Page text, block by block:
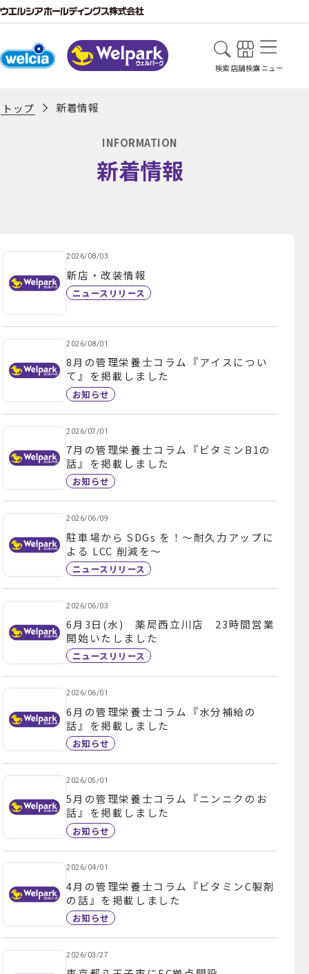
検索 店舗検索メニュー
トップ 新着情報
INFORMATION
新着情報
2026/08/03
新店・改装情報
ニュースリリース
2026/08/01
8月の管理栄養士コラム『アイスについ
て』を掲載しました
お知らせ
2026/07/01
7月の管理栄養士コラム『ビタミンB1の
話』を掲載しました
お知らせ
2026/06/09
駐車場から SDGs を！～耐久力アップに
よる LCC 削減を～
ニュースリリース
2026/06/03
6月3日(水) 薬局西立川店 23時間営業
開始いたしました
ニュースリリース
2026/06/01
6月の管理栄養士コラム『水分補給の
話』を掲載しました
お知らせ
2026/05/01
5月の管理栄養士コラム『ニンニクのお
話』を掲載しました
お知らせ
2026/04/01
4月の管理栄養士コラム『ビタミンC製剤
の話』を掲載しました
お知らせ
2026/03/27